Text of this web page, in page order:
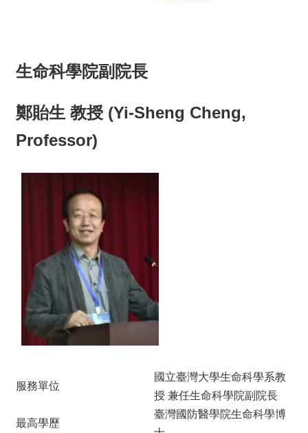
生命科學院副院長
鄭貽生 教授 (Yi-Sheng Cheng,
Professor)
服務單位
國立臺灣大學生命科學系教
授 兼任生命科學院副院長
最高學歷
臺灣國防醫學院生命科學博